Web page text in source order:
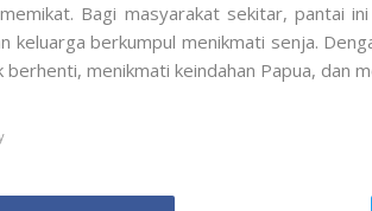
Bagi masyarakat sekitar, pantai
keluarga berkumpul menikmati senja.
berhenti, menikmati keindahan Papua, dan